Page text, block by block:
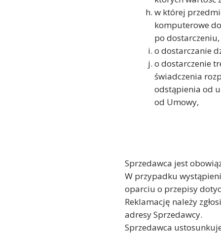
w której
komputerowe
po dostarczeniu,
o dostarczanie
o dostarczenie
świadczenia
odstąpienia od
od Umowy,
Sprzedawca jest
W przypadku
oparciu o przepisy
Reklamację należy
adresy Sprzedawcy.
Sprzedawca